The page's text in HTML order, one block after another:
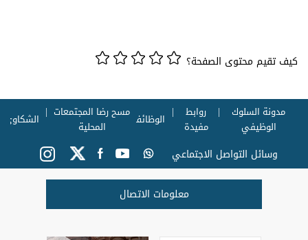
كيف تقيم محتوى الصفحة؟
مدونة السلوك
الوظيفي
روابط
مفيدة
الوظائف مسح رضا المجتمعات
المحلية
الشكاوي
وسائل التواصل الاجتماعي
معلومات الاتصال